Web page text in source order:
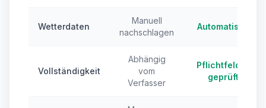
Wetterdaten
Manuell
nachschlagen
Automatisch
Vollständigkeit
Abhängig
vom
Verfasser
Pflichtfelder
geprüft